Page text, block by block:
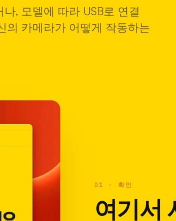
, 모델에 따라 USB로 연결
의 카메라가 어떻게 작동하는
01 · 확인
여기서